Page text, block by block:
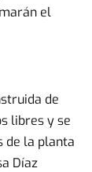
el
de
libres y se
de la planta
Díaz